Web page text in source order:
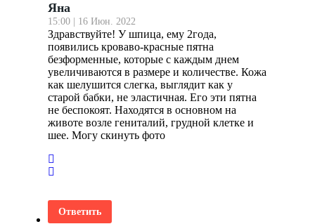
Яна
15:00 | 16 Июн. 2022
Здравствуйте! У шпица, ему 2года,
появились кроваво-красные пятна
безформенные, которые с каждым днем
увеличиваются в размере и количестве. Кожа
как шелушится слегка, выглядит как у
старой бабки, не эластичная. Его эти пятна
не беспокоят. Находятся в основном на
животе возле гениталий, грудной клетке и
шее. Могу скинуть фото
Ответить